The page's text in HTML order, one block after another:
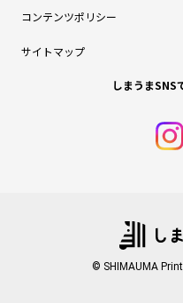
コンテンツポリシー
サイトマップ
しまうまSNS
© SHIMAUMA